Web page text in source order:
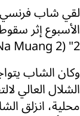
الأسبوع إثر
2" (Na Muang 2) بجزيرة كوساموي في تايلاند.
وكان الشاب
الشلال العالي
محلية، انزلق